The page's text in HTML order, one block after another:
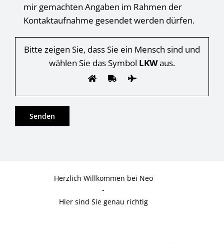
mir gemachten Angaben im Rahmen der
Kontaktaufnahme gesendet werden dürfen.
Bitte zeigen Sie, dass Sie ein Mensch sind und
wählen Sie das Symbol LKWaus.
Herzlich Willkommen bei Neo
-
Hier sind Sie genau richtig